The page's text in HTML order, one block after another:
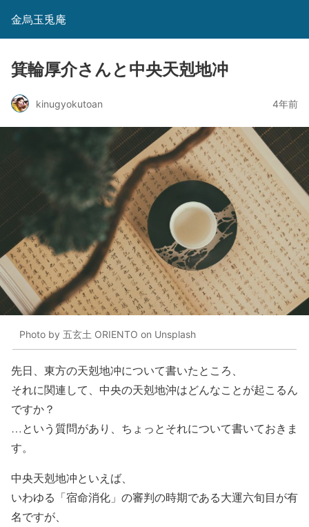
金烏玉兎庵
箕輪厚介さんと中央天剋地冲
kinugyokutoan 4年前
Photo by 五玄土 ORIENTO on Unsplash
先日、東方の天剋地冲について書いたところ、
それに関連して、中央の天剋地沖はどんなことが起こるん
ですか？
…という質問があり、ちょっとそれについて書いておきま
す。
中央天剋地冲といえば、
いわゆる「宿命消化」の審判の時期である大運六旬目が有
名ですが、